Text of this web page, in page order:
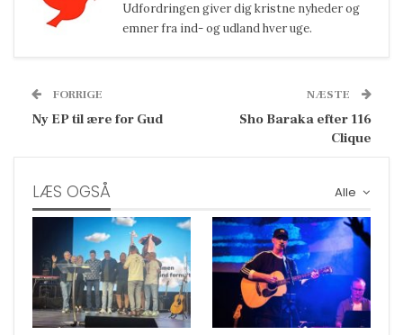
Udfordringen giver dig kristne nyheder og
emner fra ind- og udland hver uge.
FORRIGE
Ny EP til ære for Gud
NÆSTE
Sho Baraka efter 116
Clique
Alle
LÆS OGSÅ